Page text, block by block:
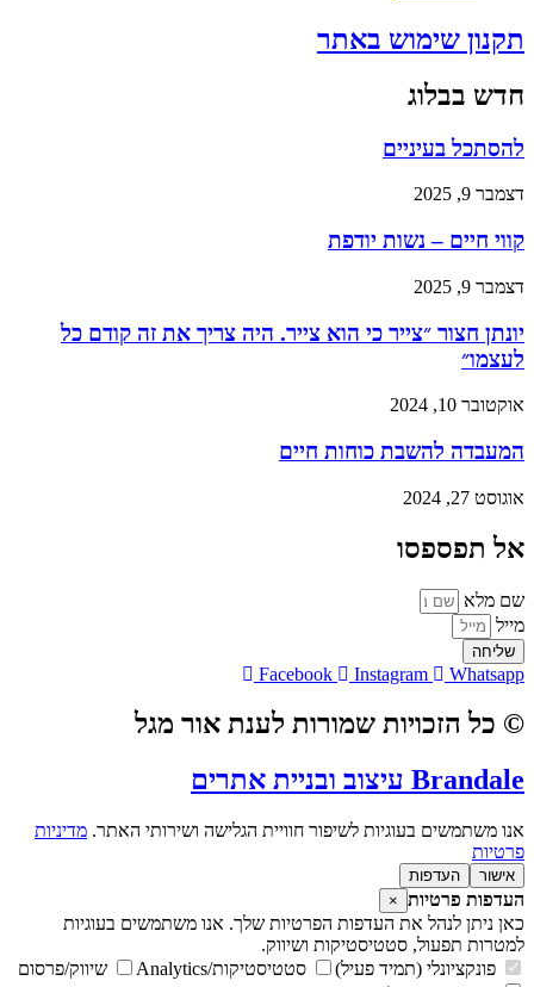
תקנון שימוש באתר
חדש בבלוג
להסתכל בעיניים
דצמבר 9, 2025
קווי חיים – נשות יודפת
דצמבר 9, 2025
יונתן חצור ״צייר כי הוא צייר. היה צריך את זה קודם כל
לעצמו״
אוקטובר 10, 2024
המעבדה להשבת כוחות חיים
אוגוסט 27, 2024
אל תפספסו
שם מלא
מייל
שליחה
Facebook Instagram Whatsapp
© כל הזכויות שמורות לענת אור מגל
Brandale עיצוב ובניית אתרים
אנו משתמשים בעוגיות לשיפור חוויית הגלישה ושירותי האתר. מדיניות
פרטיות
אישור העדפות
העדפות פרטיות ×
כאן ניתן לנהל את העדפות הפרטיות שלך. אנו משתמשים בעוגיות
למטרות תפעול, סטטיסטיקות ושיווק.
פונקציונלי (תמיד פעיל)
סטטיסטיקות/Analytics
שיווק/פרסום